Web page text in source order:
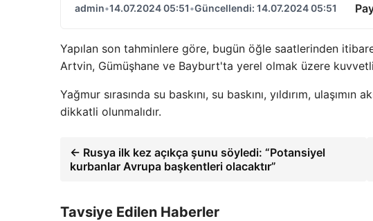
admin•14.07.2024 05:51•Güncellendi: 14.07.2024 05:51
Yapılan son tahminlere göre, bugün öğle saatlerinden
Artvin, Gümüşhane ve Bayburt'ta yerel olmak üzere
Yağmur sırasında su baskını, su baskını, yıldırım,
dikkatli olunmalıdır.
← Rusya ilk kez açıkça şunu söyledi: “Potansiyel
kurbanlar Avrupa başkentleri olacaktır”
Tavsiye Edilen Haberler